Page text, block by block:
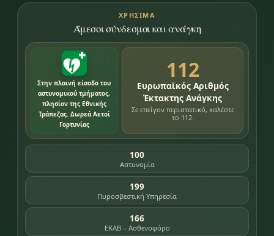
ΧΡΉΣΙΜΑ
Άμεσοι σύνδεσμοι και ανάγκη
Στην πλαινή είσοδο του
αστυνομικού τμήματος,
πλησίον της Εθνικής
Τράπεζας. Δωρεά Αετοί
Γορτυνίας
112
Ευρωπαϊκός Αριθμός
Έκτακτης Ανάγκης
Σε επείγον περιστατικό, καλέστε
το 112.
100
Αστυνομία
199
Πυροσβεστική Υπηρεσία
166
ΕΚΑΒ – Ασθενοφόρο